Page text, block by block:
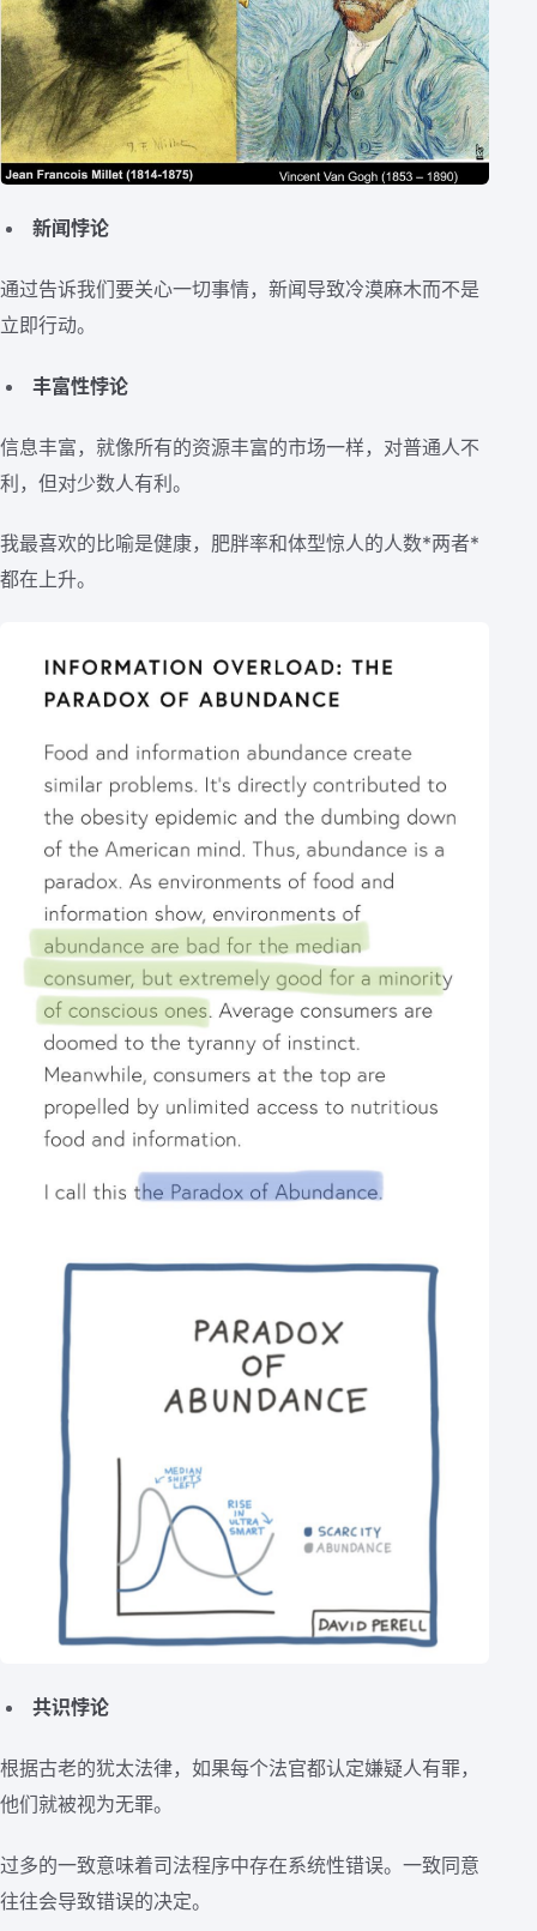
新闻悖论
通过告诉我们要关心一切事情，新闻导致冷漠麻木而不是
立即行动。
丰富性悖论
信息丰富，就像所有的资源丰富的市场一样，对普通人不
利，但对少数人有利。
我最喜欢的比喻是健康，肥胖率和体型惊人的人数*两者*
都在上升。
共识悖论
根据古老的犹太法律，如果每个法官都认定嫌疑人有罪，
他们就被视为无罪。
过多的一致意味着司法程序中存在系统性错误。一致同意
往往会导致错误的决定。